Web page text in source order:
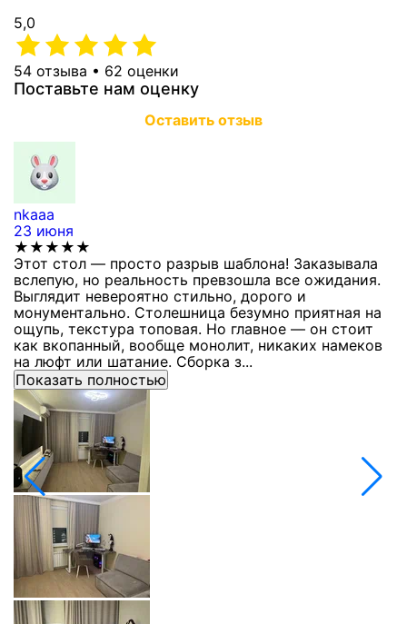
5,0
54 отзыва • 62 оценки
Поставьте нам оценку
Оставить отзыв
nkaaa
23 июня
★★★★★
Этот стол — просто разрыв шаблона! Заказывала
вслепую, но реальность превзошла все ожидания.
Выглядит невероятно стильно, дорого и
монументально. Столешница безумно приятная на
ощупь, текстура топовая. Но главное — он стоит
как вкопанный, вообще монолит, никаких намеков
на люфт или шатание. Сборка з...
Показать полностью